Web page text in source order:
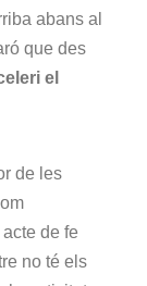
abans al
que des
el
de les
de fe
no té els